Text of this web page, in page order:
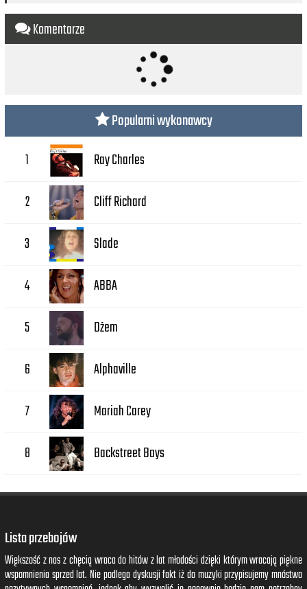
Komentarze
Popularni wykonawcy
1 Ray Charles
2 Cliff Richard
3 Slade
4 ABBA
5 Dżem
6 Alphaville
7 Mariah Carey
8 Backstreet Boys
Lista przebojów
Większość z nas z chęcią wraca do hitów z lat młodości dzięki którym wracają piękne
wspomnienia sprzed lat. Nie podlega dyskusji fakt iż do muzyki przypisujemy mnóstwo